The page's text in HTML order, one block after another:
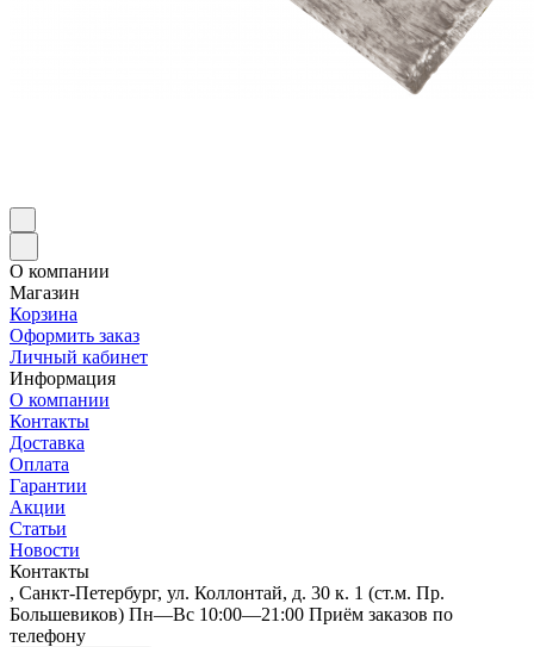
О компании
Магазин
Корзина
Оформить заказ
Личный кабинет
Информация
О компании
Контакты
Доставка
Оплата
Гарантии
Акции
Статьи
Новости
Контакты
, Санкт-Петербург, ул. Коллонтай, д. 30 к. 1 (ст.м. Пр.
Большевиков) Пн—Вс 10:00—21:00 Приём заказов по
телефону